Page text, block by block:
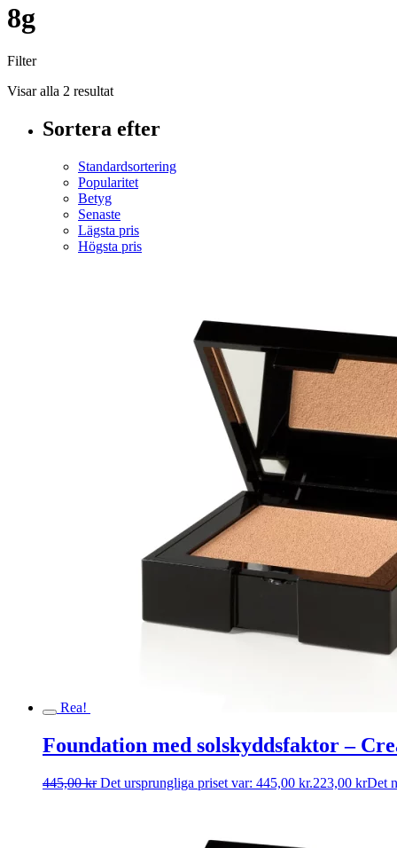
8g
Filter
Visar alla 2 resultat
Sortera efter
Standardsortering
Popularitet
Betyg
Senaste
Lägsta pris
Högsta pris
Rea!
Foundation med solskyddsfaktor –
445,00kr Det ursprungliga priset var: 445,00 kr.223,00 krDet